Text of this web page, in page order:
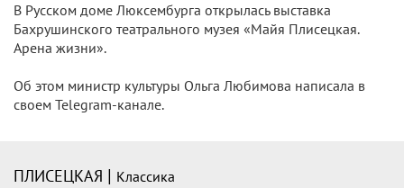
В Русском доме Люксембурга открылась выставка
Бахрушинского театрального музея «Майя Плисецкая.
Арена жизни».
Об этом министр культуры Ольга Любимова написала в
своем Telegram-канале.
ПЛИСЕЦКАЯ | Классика